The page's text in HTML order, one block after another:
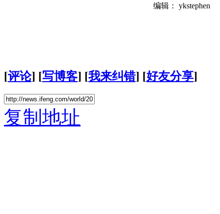
编辑： ykstephen
[评论] [写博客] [我来纠错] [好友分享]
复制地址